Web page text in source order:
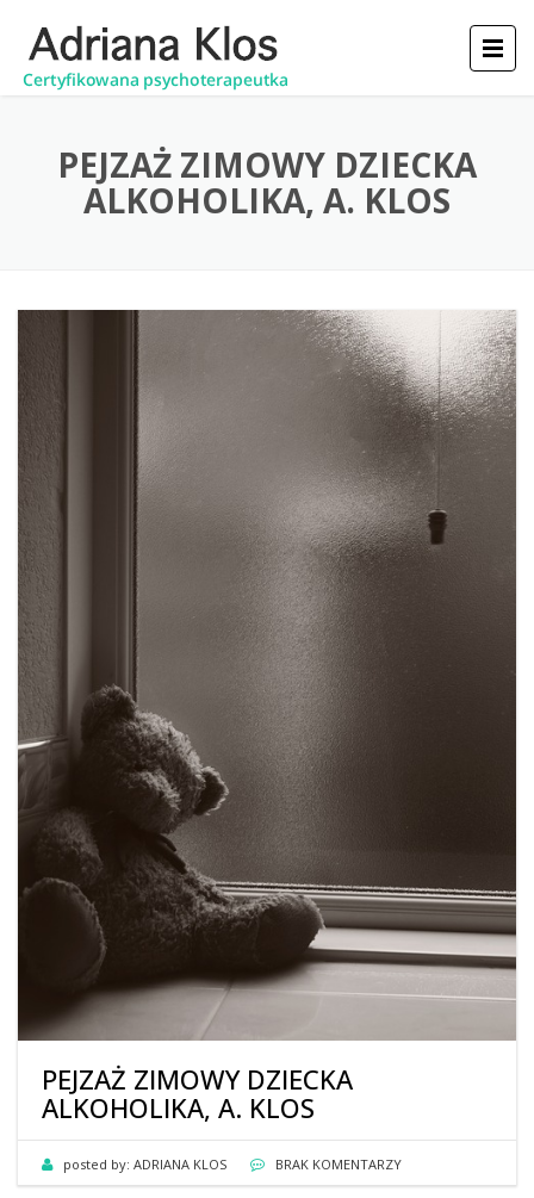
PEJZAŻ ZIMOWY DZIECKA
ALKOHOLIKA, A. KLOS
PEJZAŻ ZIMOWY DZIECKA
ALKOHOLIKA, A. KLOS
posted by: ADRIANA KLOS BRAK KOMENTARZY